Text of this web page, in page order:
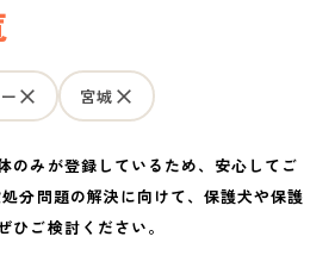
宮城
のみが登録しているため、安心してご
分問題の解決に向けて、保護犬や保護
ひご検討ください。